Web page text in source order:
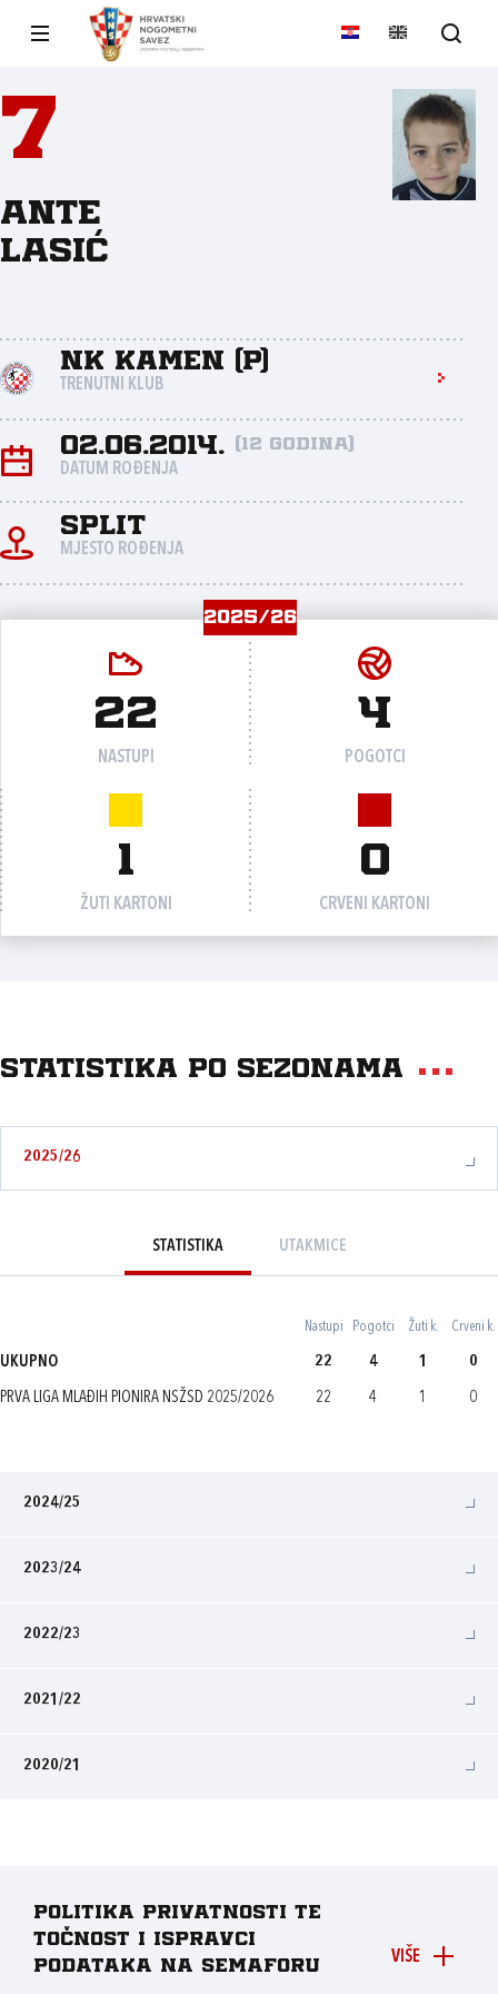
7
Ante
Lasić
NK Kamen (P)
TRENUTNI KLUB
02.06.2014. (12 godina)
DATUM ROĐENJA
Split
MJESTO ROĐENJA
2025/26
22
NASTUPI
4
POGOTCI
1
ŽUTI KARTONI
0
CRVENI KARTONI
Statistika po sezonama
2025/26
STATISTIKA UTAKMICE
Nastupi Pogotci Žuti k. Crveni k.
UKUPNO 22 4 1 0
PRVA LIGA MLAĐIH PIONIRA NSŽSD 2025/2026 22 4 1 0
2024/25
2023/24
2022/23
2021/22
2020/21
VIŠE
Politika privatnosti te
točnost i ispravci
podataka na Semaforu